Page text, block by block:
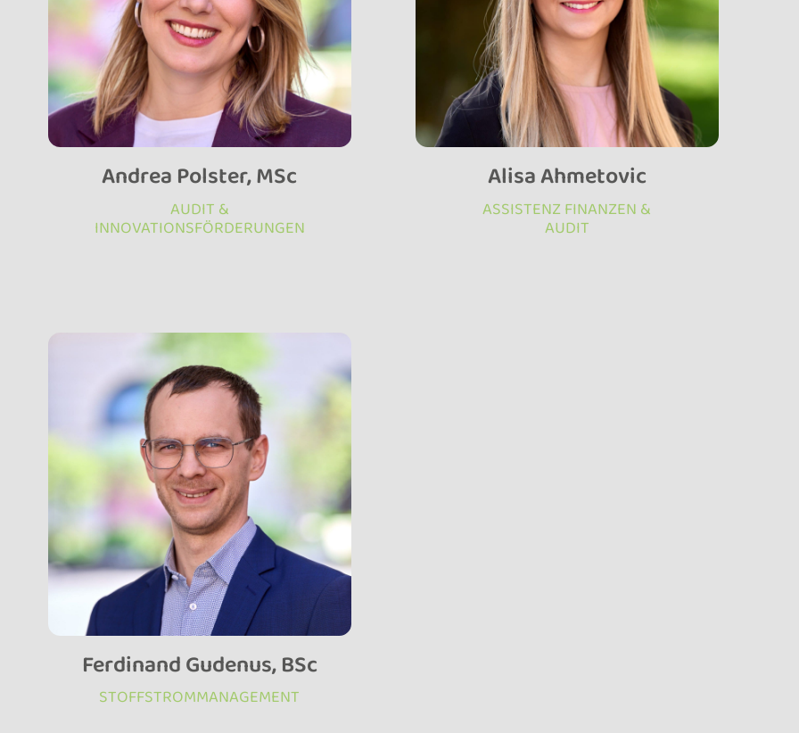
Andrea Polster, MSc
AUDIT &
INNOVATIONSFÖRDERUNGEN
Alisa Ahmetovic
ASSISTENZ FINANZEN &
AUDIT
Ferdinand Gudenus, BSc
STOFFSTROMMANAGEMENT